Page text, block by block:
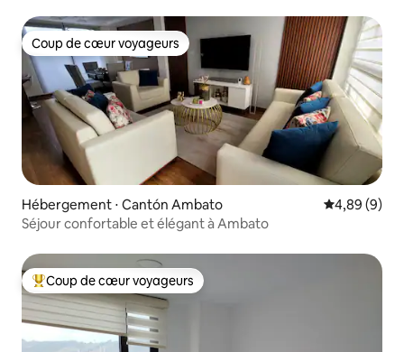
Coup de cœur voyageurs
Coup de cœur voyageurs
Hébergement ⋅ Cantón Ambato Évaluation
4,89 (9)
Séjour confortable et élégant à Ambato
Coups de cœur voyageurs les plus appréciés
Coup de cœur voyageurs